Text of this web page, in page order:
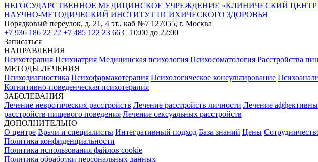
НЕГОСУДАРСТВЕННОЕ МЕДИЦИНСКОЕ УЧРЕЖДЕНИЕ «КЛИНИЧЕСКИЙ ЦЕНТР
НАУЧНО-МЕТОДИЧЕСКИЙ ИНСТИТУТ ПСИХИЧЕСКОГО ЗДОРОВЬЯ
Порядковый переулок, д. 21, 4 эт., каб №7 127055, г. Москва
+7 936 186 22 22 +7 485 122 23 66 С 10:00 до 22:00
Записаться
НАПРАВЛЕНИЯ
Психотерапия Психиатрия Медицинская психология Психосоматология Расстройства
МЕТОДЫ ЛЕЧЕНИЯ
Психодиагностика Психофармакотерапия Психологическое консультирование
Когнитивно-поведенческая психотерапия
ЗАБОЛЕВАНИЯ
Лечение невротических расстройств Лечение расстройств личности Лечение
расстройств пищевого поведения Лечение сексуальных расстройств
ДОПОЛНИТЕЛЬНО
О центре Врачи и специалисты Интегративный подход База знаний Цены
Политика конфиденциальности
Политика использования файлов cookie
Политика обработки персональных данных